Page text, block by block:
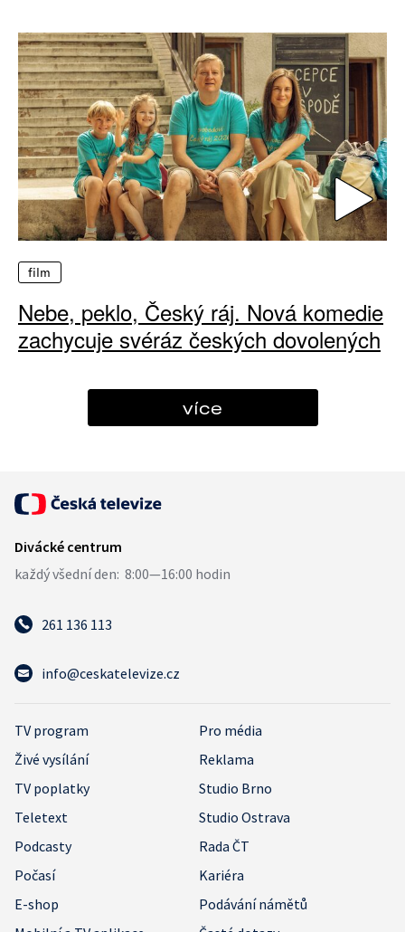
film
Nebe, peklo, Český ráj. Nová komedie
zachycuje svéráz českých dovolených
více
261 136 113
info@ceskatelevize.cz
TV program
Pro média
Živé vysílání
Reklama
TV poplatky
Studio Brno
Teletext
Studio Ostrava
Podcasty
Rada ČT
Počasí
Kariéra
E-shop
Podávání námětů